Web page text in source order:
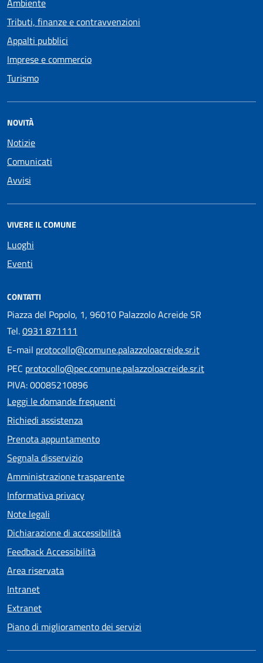
Tributi, finanze e contravvenzioni
Appalti pubblici
Imprese e commercio
Turismo
NOVITÀ
Notizie
Comunicati
Avvisi
VIVERE IL COMUNE
Luoghi
Eventi
CONTATTI
Piazza del Popolo, 1, 96010 Palazzolo Acreide SR
Tel.0931 871111
E-mail protocollo@comune.palazzoloacreide.sr.it
PEC protocollo@pec.comune.palazzoloacreide.sr.it
PIVA: 00085210896
Leggi le domande frequenti
Richiedi assistenza
Prenota appuntamento
Segnala disservizio
Amministrazione trasparente
Informativa privacy
Note legali
Dichiarazione di accessibilità
Feedback Accessibilità
Area riservata
Intranet
Extranet
Piano di miglioramento dei servizi